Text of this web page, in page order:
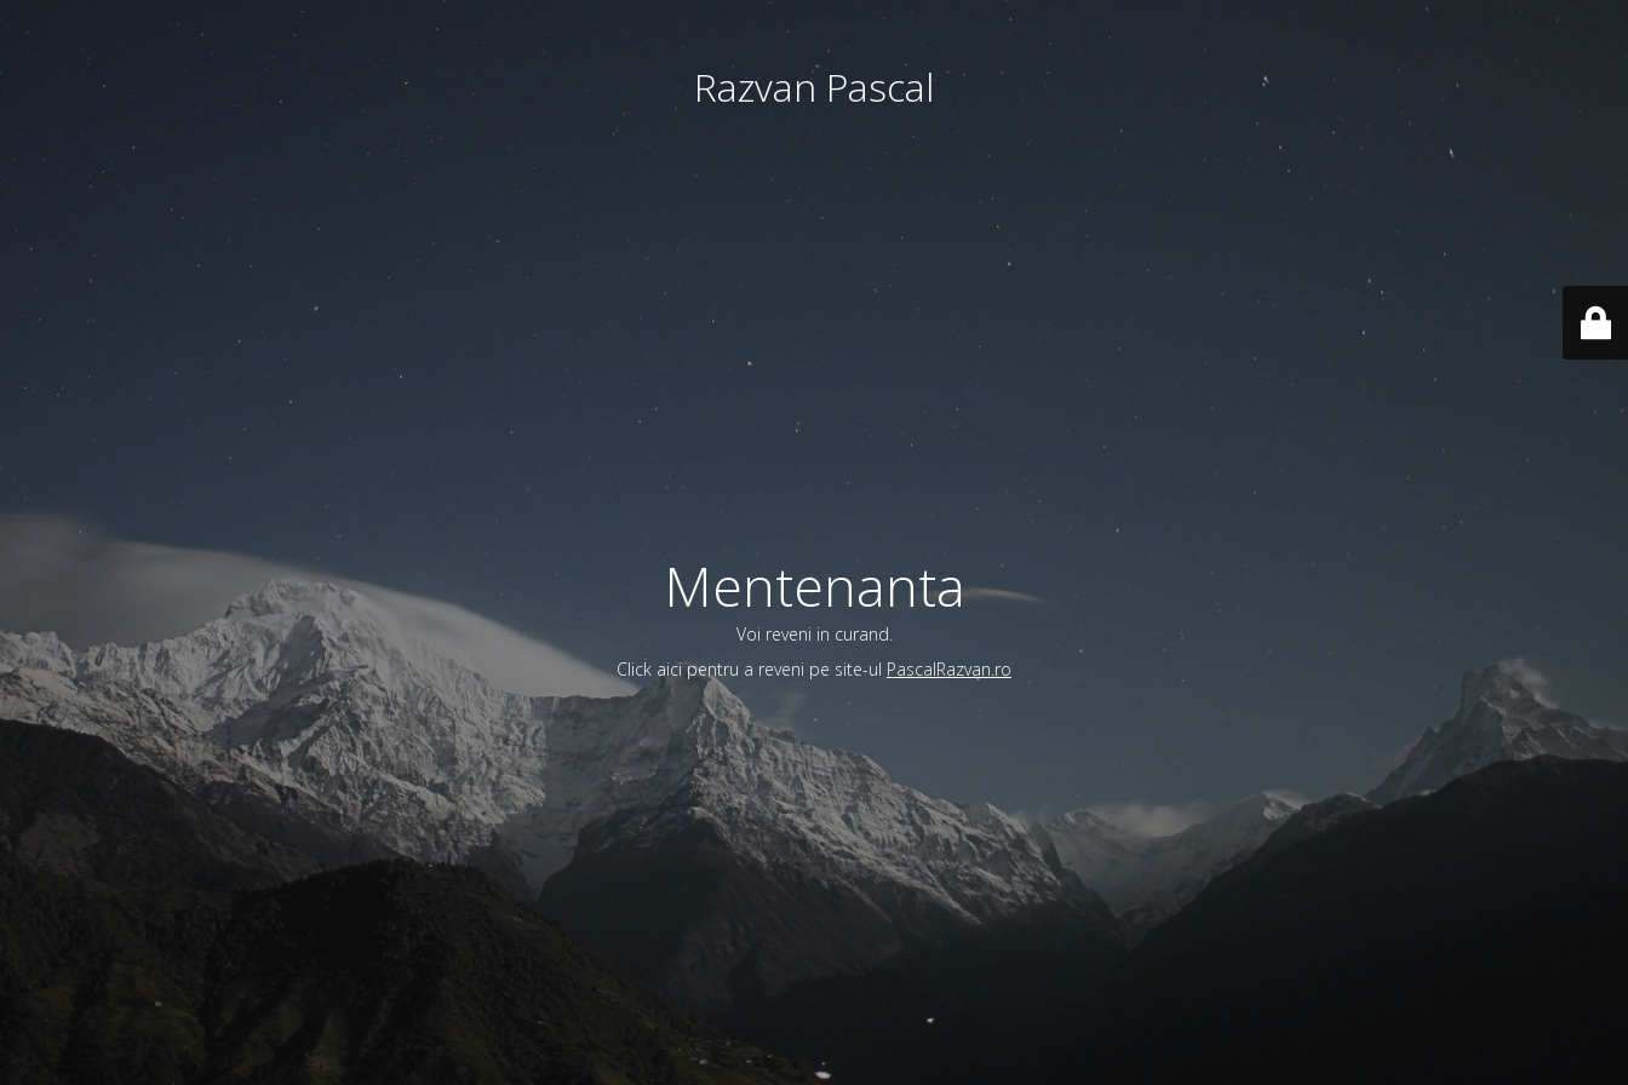
Razvan Pascal
Mentenanta
Voi reveni in curand.
Click aici pentru a reveni pe site-ul PascalRazvan.ro